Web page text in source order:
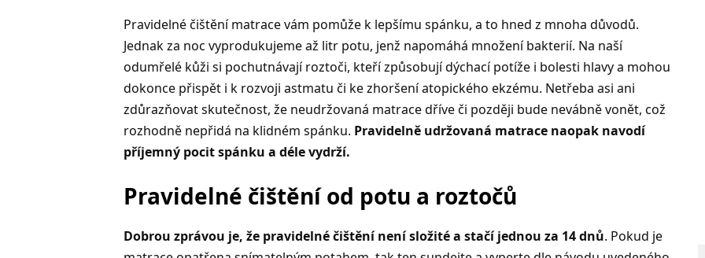
Pravidelné čištění matrace vám pomůže k lepšímu spánku, a to hned z mnoha důvodů.
Jednak za noc vyprodukujeme až litr potu, jenž napomáhá množení bakterií. Na naší
odumřelé kůži si pochutnávají roztoči, kteří způsobují dýchací potíže i bolesti hlavy a mohou
dokonce přispět i k rozvoji astmatu či ke zhoršení atopického ekzému. Netřeba asi ani
zdůrazňovat skutečnost, že neudržovaná matrace dříve či později bude nevábně vonět, což
rozhodně nepřidá na klidném spánku. Pravidelně udržovaná matrace naopak navodí
příjemný pocit spánku a déle vydrží.
Pravidelné čištění od potu a roztočů
Dobrou zprávou je, že pravidelné čištění není složité a stačí jednou za 14 dnů. Pokud je